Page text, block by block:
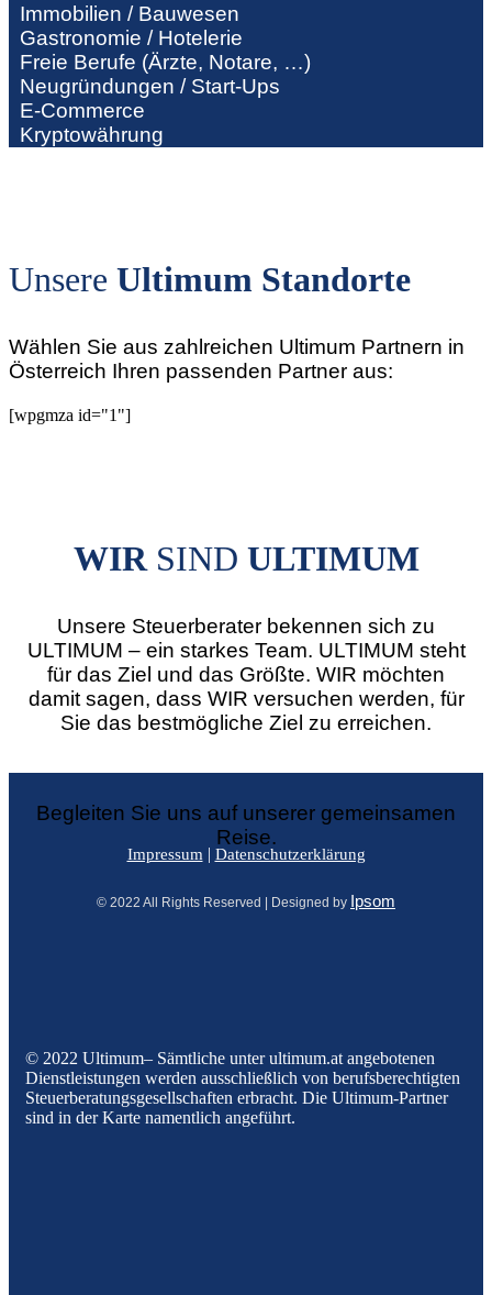
Immobilien / Bauwesen
Gastronomie / Hotelerie
Freie Berufe (Ärzte, Notare, …)
Neugründungen / Start-Ups
E-Commerce
Kryptowährung
Unsere Ultimum Standorte
Wählen Sie aus zahlreichen Ultimum Partnern in
Österreich Ihren passenden Partner aus:
[wpgmza id="1"]
WIRSIND ULTIMUM
Unsere Steuerberater bekennen sich zu
ULTIMUM – ein starkes Team. ULTIMUM steht
für das Ziel und das Größte. WIR möchten
damit sagen, dass WIR versuchen werden, für
Sie das bestmögliche Ziel zu erreichen.
Begleiten Sie uns auf unserer gemeinsamen
Reise.
Impressum | Datenschutzerklärung
© 2022 All Rights Reserved | Designed by Ipsom
© 2022 Ultimum– Sämtliche unter ultimum.at angebotenen
Dienstleistungen werden ausschließlich von berufsberechtigten
Steuerberatungsgesellschaften erbracht. Die Ultimum-Partner
sind in der Karte namentlich angeführt.